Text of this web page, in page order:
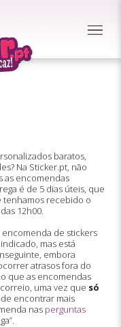
baratos,
Na Sticker.pt, não
as encomendas
é de 5 dias úteis, que
tenhamos recebido o
12h00.
de stickers
mas está
embora
atrasos fora do
que as encomendas
uma vez que só
encontrar mais
nas perguntas